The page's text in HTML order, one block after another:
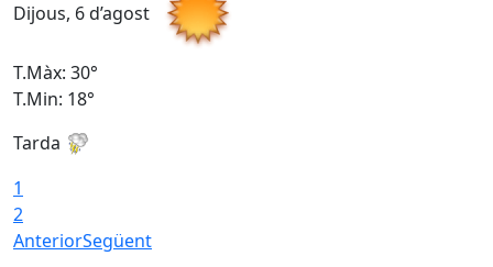
Dijous, 6 d’agost
T.Màx: 30°
T.Min: 18°
Tarda
1
2
AnteriorSegüent